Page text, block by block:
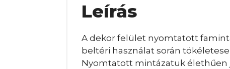
Leírás
A dekor felület nyomtatott
beltéri használat során
Nyomtatott mintázatuk élethűen